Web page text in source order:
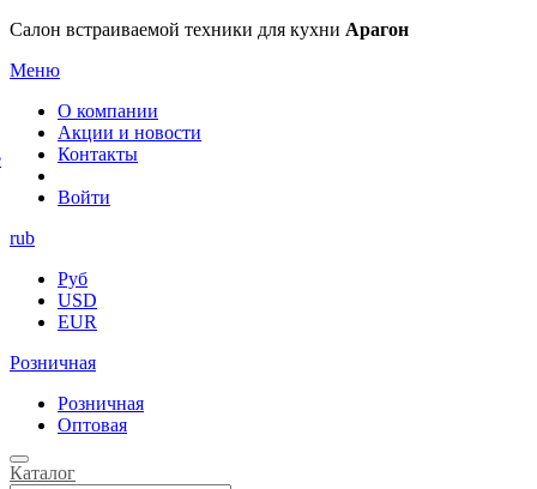
Салон встраиваемой техники для кухни Арагон
Меню
О компании
Акции и новости
Контакты
Войти
rub
Руб
USD
EUR
Розничная
Розничная
Оптовая
Каталог